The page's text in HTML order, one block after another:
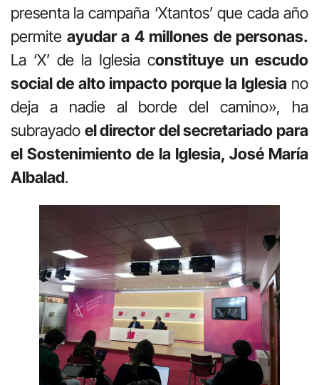
presenta la campaña ‘Xtantos’ que cada año
permite ayudar a 4 millones de personas.
La ‘X’ de la Iglesia constituye un escudo
social de alto impacto porque la Iglesiano
deja a nadie al borde del camino», ha
subrayado el director del secretariado para
el Sostenimiento de la Iglesia, José María
Albalad.